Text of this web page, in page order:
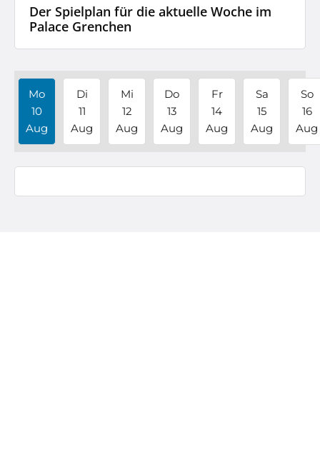
Der Spielplan für die aktuelle Woche im
Palace Grenchen
Mo
10
Aug
Di
11
Aug
Mi
12
Aug
Do
13
Aug
Fr
14
Aug
Sa
15
Aug
So
16
Aug